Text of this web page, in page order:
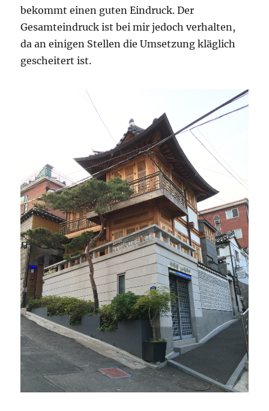
bekommt einen guten Eindruck. Der
Gesamteindruck ist bei mir jedoch verhalten,
da an einigen Stellen die Umsetzung kläglich
gescheitert ist.